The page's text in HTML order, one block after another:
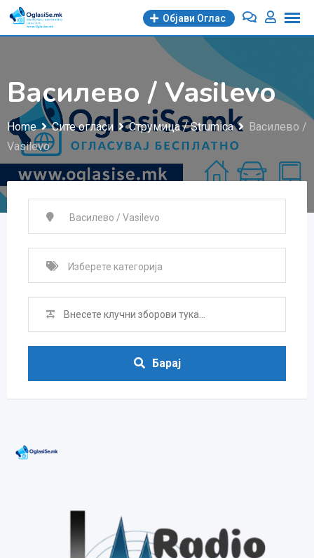
Skip
Објави Oглас
Василево / Vasilevo
Home Сите огласи Струмица / Strumica
Василево /
Vasilevo
Барај